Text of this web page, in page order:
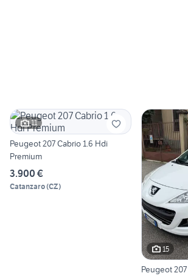
11
Peugeot 207 Cabrio 1.6 Hdi
Premium
3.900 €
Catanzaro(CZ)
15
Peugeot 207